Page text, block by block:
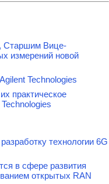
Старшим Вице-
измерений новой
Technologies
практическое
технологии 6G
в сфере развития
открытых RAN